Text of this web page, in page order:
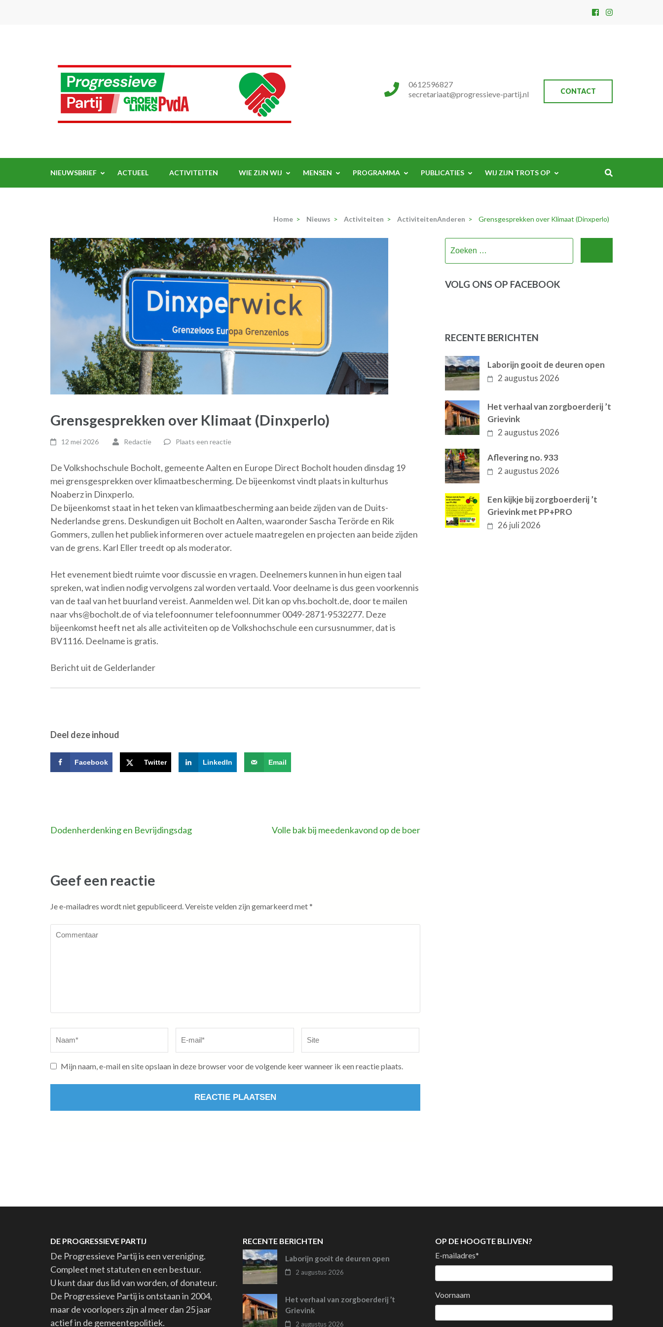
CONTACT
0612596827
secretariaat@progressieve-partij.nl
NIEUWSBRIEF ACTUEEL ACTIVITEITEN WIE ZIJN WIJ MENSEN PROGRAMMA PUBLICATIES WIJ ZIJN TROTS OP
Home > Nieuws > Activiteiten > ActiviteitenAnderen > Grensgesprekken over Klimaat (Dinxperlo)
Grensgesprekken over Klimaat (Dinxperlo)
12 mei 2026 Redactie Plaats een reactie
De Volkshochschule Bocholt, gemeente Aalten en Europe Direct Bocholt houden dinsdag 19
mei grensgesprekken over klimaatbescherming. De bijeenkomst vindt plaats in kulturhus
Noaberz in Dinxperlo.
De bijeenkomst staat in het teken van klimaatbescherming aan beide zijden van de Duits-
Nederlandse grens. Deskundigen uit Bocholt en Aalten, waaronder Sascha Terörde en Rik
Gommers, zullen het publiek informeren over actuele maatregelen en projecten aan beide zijden
van de grens. Karl Eller treedt op als moderator.
Het evenement biedt ruimte voor discussie en vragen. Deelnemers kunnen in hun eigen taal
spreken, wat indien nodig vervolgens zal worden vertaald. Voor deelname is dus geen voorkennis
van de taal van het buurland vereist. Aanmelden wel. Dit kan op vhs.bocholt.de, door te mailen
naar vhs@bocholt.de of via telefoonnumer telefoonnummer 0049-2871-9532277. Deze
bijeenkomst heeft net als alle activiteiten op de Volkshochschule een cursusnummer, dat is
BV1116. Deelname is gratis.
Bericht uit de Gelderlander
Deel deze inhoud
Facebook Twitter LinkedIn Email
Bericht
Dodenherdenking en Bevrijdingsdag Volle bak bij meedenkavond op de boer
Geef een reactie
Je e-mailadres wordt niet gepubliceerd. Vereiste velden zijn gemarkeerd met*
mail*
Mijn naam, e-mail en site opslaan in deze browser voor de volgende keer wanneer ik een reactie plaats.
VOLG ONS OP FACEBOOK
RECENTE BERICHTEN
Laborijn gooit de deuren open
2 augustus 2026
Het verhaal van zorgboerderij ’t
Grievink
2 augustus 2026
Aflevering no. 933
2 augustus 2026
Een kijkje bij zorgboerderij ’t
Grievink met PP+PRO
26 juli 2026
DE PROGRESSIEVE PARTIJ
De Progressieve Partij is een vereniging.
Compleet met statuten en een bestuur.
U kunt daar dus lid van worden, of donateur.
De Progressieve Partij is ontstaan in 2004,
maar de voorlopers zijn al meer dan 25 jaar
actief in de gemeentepolitiek.
RECENTE BERICHTEN
Laborijn gooit de deuren open
2 augustus 2026
Het verhaal van zorgboerderij ’t
Grievink
2 augustus 2026
OP DE HOOGTE BLIJVEN?
E-mailadres*
Voornaam